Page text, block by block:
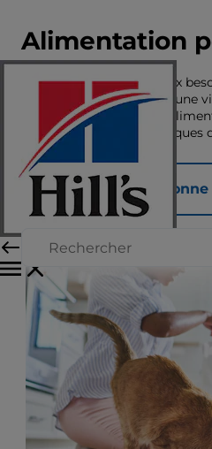
Alimentation
Une nutrition adaptée aux
essentielle pour lui offrir une
santé. Découvrez ici les
besoins nutritionnels uniques
Choisir la